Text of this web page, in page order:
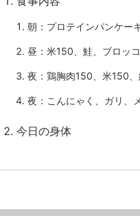
朝：プロテインパンケー
昼：米150、鮭、ブロッ
夜：鶏胸肉150、米150
夜：こんにゃく、ガリ、
今日の身体